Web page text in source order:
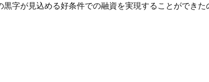
字が見込める好条件での融資を実現することができた